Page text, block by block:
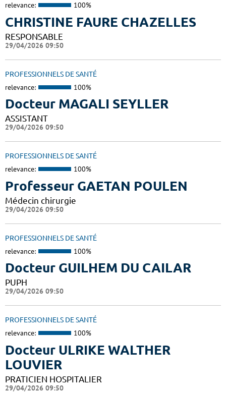
relevance: 100%
CHRISTINE FAURE CHAZELLES
RESPONSABLE
29/04/2026 09:50
PROFESSIONNELS DE SANTÉ
relevance: 100%
Docteur MAGALI SEYLLER
ASSISTANT
29/04/2026 09:50
PROFESSIONNELS DE SANTÉ
relevance: 100%
Professeur GAETAN POULEN
Médecin chirurgie
29/04/2026 09:50
PROFESSIONNELS DE SANTÉ
relevance: 100%
Docteur GUILHEM DU CAILAR
PUPH
29/04/2026 09:50
PROFESSIONNELS DE SANTÉ
relevance: 100%
Docteur ULRIKE WALTHER
LOUVIER
PRATICIEN HOSPITALIER
29/04/2026 09:50